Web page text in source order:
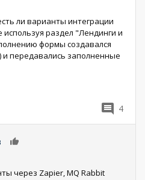
ли варианты интеграции
раздел "Лендинги и
формы создавался
передавались заполненные
4
через Zapier, MQ Rabbit